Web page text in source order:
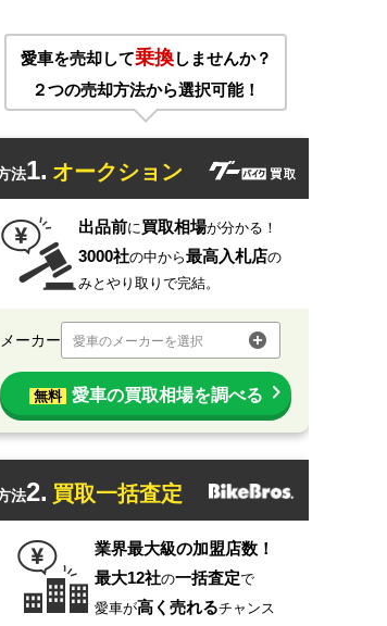
愛車を売却して乗換しませんか？
２つの売却方法から選択可能！
法1. オークション
出品前に買取相場が分かる！
3000社の中から最高入札店の
みとやり取りで完結。
メーカー 愛車のメーカーを選択
無料 愛車の買取相場を調べる
法2. 買取一括査定
業界最大級の加盟店数！
最大12社の一括査定で
愛車が高く売れるチャンス